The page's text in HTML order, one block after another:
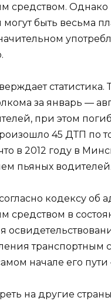
средством.
могут быть весьма
за январь —
при этом
45 ДТП по
в 2012 году в
пьяных водителей.
кодексу
средством в
транспортным
начале его
на другие